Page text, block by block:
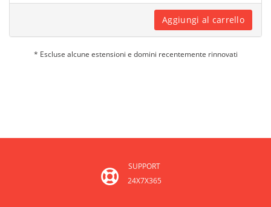
Aggiungi al carrello
* Escluse alcune estensioni e domini recentemente rinnovati
SUPPORT
24X7X365